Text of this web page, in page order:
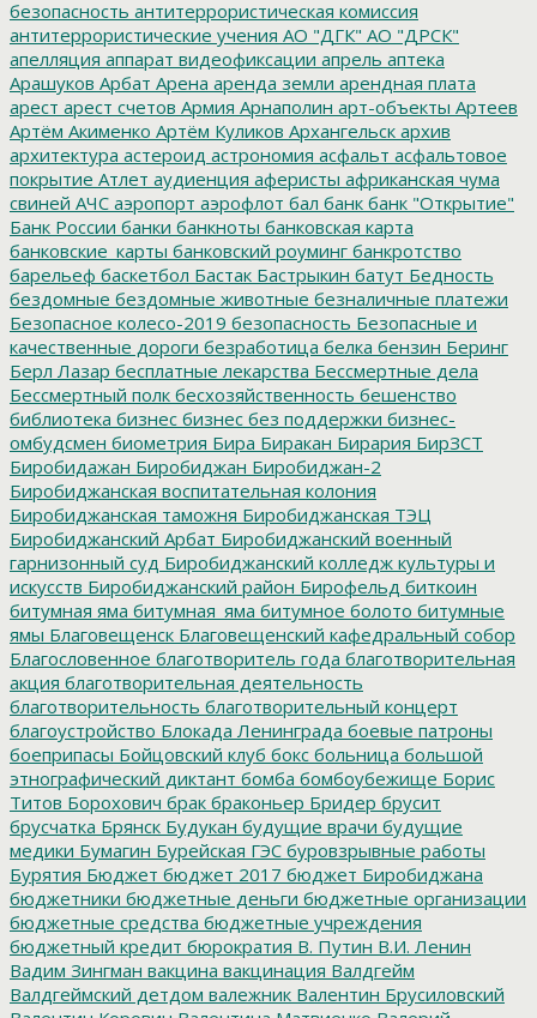
безопасность антитеррористическая комиссия
антитеррористические учения АО "ДГК" АО "ДРСК"
апелляция аппарат видеофиксации апрель аптека
Арашуков Арбат Арена аренда земли арендная плата
арест арест счетов Армия Арнаполин арт-объекты Артеев
Артём Акименко Артём Куликов Архангельск архив
архитектура астероид астрономия асфальт асфальтовое
покрытие Атлет аудиенция аферисты африканская чума
свиней АЧС аэропорт аэрофлот бал банк банк "Открытие"
Банк России банки банкноты банковская карта
банковские_карты банковский роуминг банкротство
барельеф баскетбол Бастак Бастрыкин батут Бедность
бездомные бездомные животные безналичные платежи
Безопасное колесо-2019 безопасность Безопасные и
качественные дороги безработица белка бензин Беринг
Берл Лазар бесплатные лекарства Бессмертные дела
Бессмертный полк бесхозяйственность бешенство
библиотека бизнес бизнес без поддержки бизнес-
омбудсмен биометрия Бира Биракан Бирария БирЗСТ
Биробидажан Биробиджан Биробиджан-2
Биробиджанская воспитательная колония
Биробиджанская таможня Биробиджанская ТЭЦ
Биробиджанский Арбат Биробиджанский военный
гарнизонный суд Биробиджанский колледж культуры и
искусств Биробиджанский район Бирофельд биткоин
битумная яма битумная_яма битумное болото битумные
ямы Благовещенск Благовещенский кафедральный собор
Благословенное благотворитель года благотворительная
акция благотворительная деятельность
благотворительность благотворительный концерт
благоустройство Блокада Ленинграда боевые патроны
боеприпасы Бойцовский клуб бокс больница большой
этнографический диктант бомба бомбоубежище Борис
Титов Борохович брак браконьер Бридер брусит
брусчатка Брянск Будукан будущие врачи будущие
медики Бумагин Бурейская ГЭС буровзрывные работы
Бурятия Бюджет бюджет 2017 бюджет Биробиджана
бюджетники бюджетные деньги бюджетные организации
бюджетные средства бюджетные учреждения
бюджетный кредит бюрократия В. Путин В.И. Ленин
Вадим Зингман вакцина вакцинация Валдгейм
Валдгеймский детдом валежник Валентин Брусиловский